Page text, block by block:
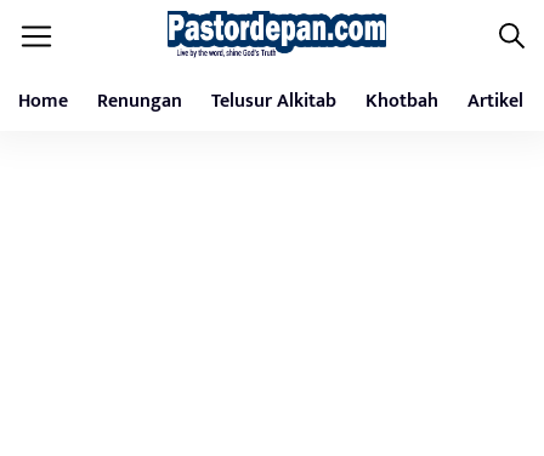
Home Renungan Telusur Alkitab Khotbah Artikel